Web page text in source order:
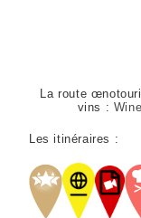
La route
vins :
Les itinéraires :